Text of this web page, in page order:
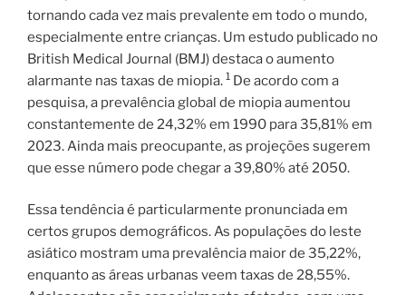
tornando cada vez mais prevalente em todo o mundo,
especialmente entre crianças. Um estudo publicado no
British Medical Journal (BMJ) destaca o aumento
alarmante nas taxas de miopia. 1 De acordo com a
pesquisa, a prevalência global de miopia aumentou
constantemente de 24,32% em 1990 para 35,81% em
2023. Ainda mais preocupante, as projeções sugerem
que esse número pode chegar a 39,80% até 2050.
Essa tendência é particularmente pronunciada em
certos grupos demográficos. As populações do leste
asiático mostram uma prevalência maior de 35,22%,
enquanto as áreas urbanas veem taxas de 28,55%.